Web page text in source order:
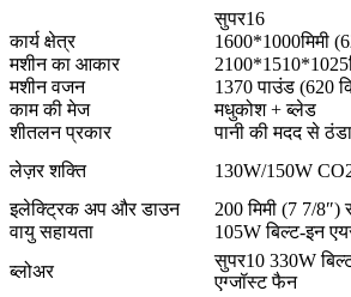
सुपर16
कार्य क्षेत्र
1600*1000मिमी
मशीन का आकार
मशीन वजन
1370 पाउंड (620
काम की मेज
मधुकोश + ब्लेड
शीतलन प्रकार
पानी की मदद से
लेज़र शक्ति
130W/150W
इलेक्ट्रिक अप और डाउन
200 मिमी (7 7/8″)
वायु सहायता
105W बिल्ट-इन
ब्लोअर
सुपर10 330W
एग्जॉस्ट फैन